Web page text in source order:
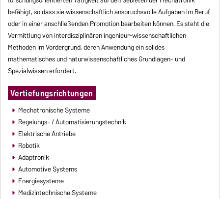
befähigt, so dass sie wissenschaftlich anspruchsvolle Aufgaben im Beruf
oder in einer anschließenden Promotion bearbeiten können. Es steht die
Vermittlung von interdisziplinären ingenieur-wissenschaftlichen
Methoden im Vordergrund, deren Anwendung ein solides
mathematisches und naturwissenschaftliches Grundlagen- und
Spezialwissen erfordert.
Vertiefungsrichtungen
Mechatronische Systeme
Regelungs- / Automatisierungstechnik
Elektrische Antriebe
Robotik
Adaptronik
Automotive Systems
Energiesysteme
Medizintechnische Systeme